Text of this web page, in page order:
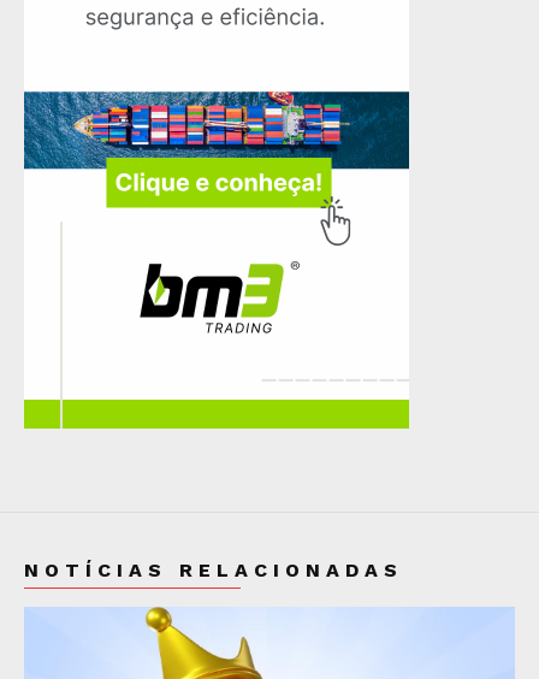
NOTÍCIAS RELACIONADAS